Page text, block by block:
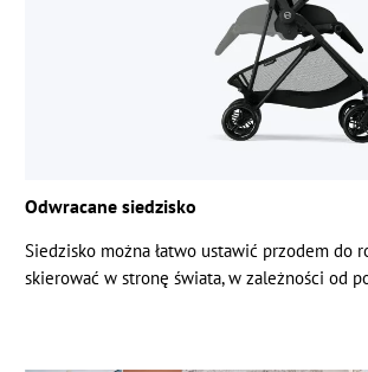
Odwracane siedzisko
Siedzisko można łatwo ustawić przodem do
skierować w stronę świata, w zależności od